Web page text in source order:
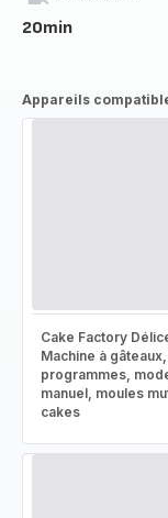
20min
Appareils
Cake Factory
Machine à
programmes,
manuel, moules
cakes